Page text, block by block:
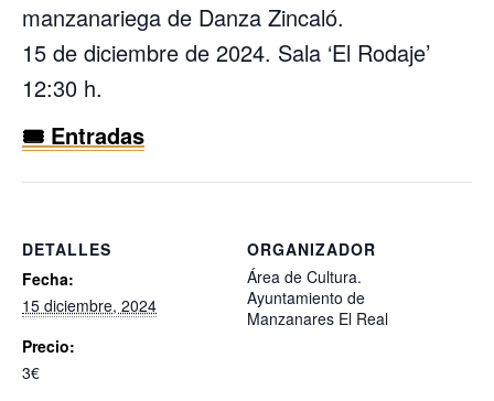
manzanariega de Danza Zincaló.
15 de diciembre de 2024. Sala ‘El Rodaje’
12:30 h.
🎟️ Entradas
DETALLES
Fecha:
15 diciembre, 2024
Precio:
3€
ORGANIZADOR
Área de Cultura.
Ayuntamiento de
Manzanares El Real